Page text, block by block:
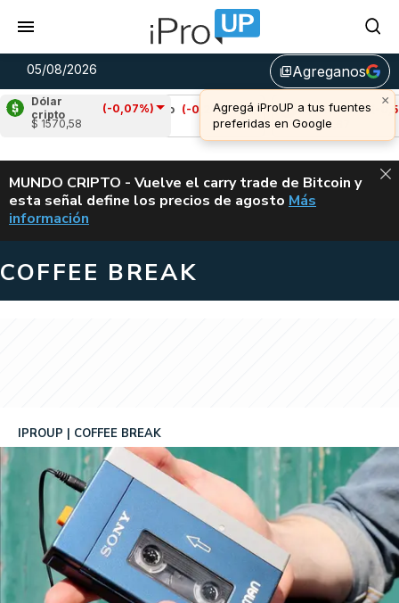
05/08/2026 library_addAgreganos
×
Agregá iProUP a tus fuentes
preferidas en Google
Dólar
cripto
(-0,07%)
$ 1570,58
Cardano
(-0,21%)
Avalanche (-0,58%)
u$s 6,67
ALERTA
MUNDO CRIPTO - Vuelve el carry trade de Bitcoin y
esta señal define los precios de agosto VUELVE EL
Más
información
COFFEE BREAK
IPROUP COFFEE BREAK